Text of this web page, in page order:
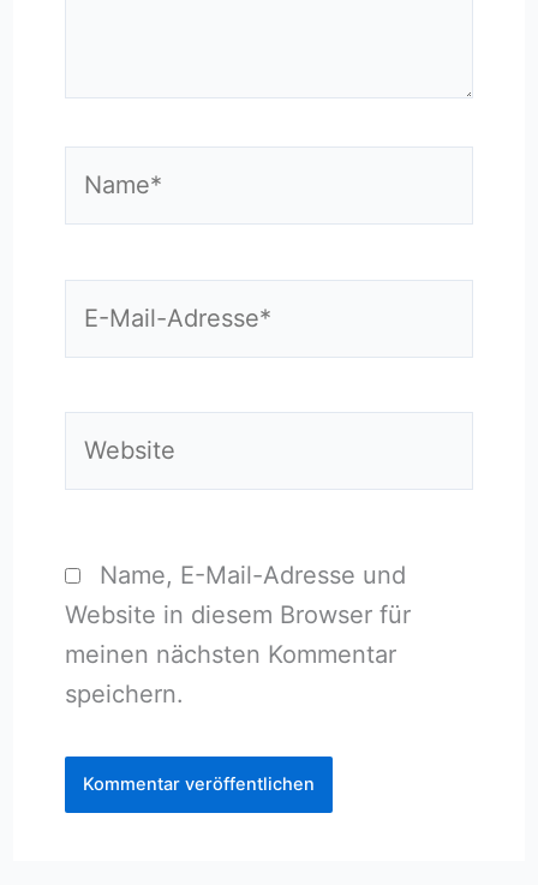
Name, E-Mail-Adresse und
Website in diesem Browser für
meinen nächsten Kommentar
speichern.